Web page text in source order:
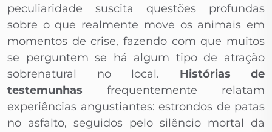
peculiaridade suscita questões profundas
sobre o que realmente move os animais em
momentos de crise, fazendo com que muitos
se perguntem se há algum tipo de atração
sobrenatural no local. Histórias de
testemunhas frequentemente relatam
experiências angustiantes: estrondos de patas
no asfalto, seguidos pelo silêncio mortal da